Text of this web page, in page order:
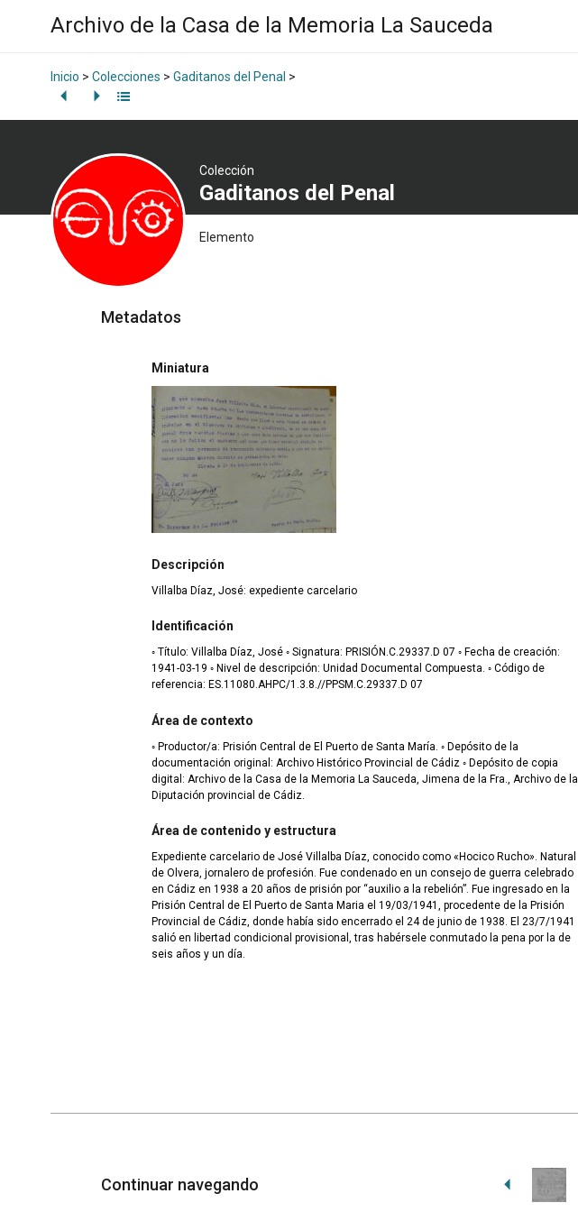
Archivo de la Casa de la Memoria La Sauceda
Inicio > Colecciones > Gaditanos del Penal >
Colección
Gaditanos del Penal
Elemento
Metadatos
Miniatura
Descripción
Villalba Díaz, José: expediente carcelario
Identificación
◦ Título: Villalba Díaz, José ◦ Signatura: PRISIÓN.C.29337.D 07 ◦ Fecha de creación:
1941-03-19 ◦ Nivel de descripción: Unidad Documental Compuesta. ◦ Código de
referencia: ES.11080.AHPC/1.3.8.//PPSM.C.29337.D 07
Área de contexto
◦ Productor/a: Prisión Central de El Puerto de Santa María. ◦ Depósito de la
documentación original: Archivo Histórico Provincial de Cádiz ◦ Depósito de copia
digital: Archivo de la Casa de la Memoria La Sauceda, Jimena de la Fra., Archivo de la
Diputación provincial de Cádiz.
Área de contenido y estructura
Expediente carcelario de José Villalba Díaz, conocido como «Hocico Rucho». Natural
de Olvera, jornalero de profesión. Fue condenado en un consejo de guerra celebrado
en Cádiz en 1938 a 20 años de prisión por “auxilio a la rebelión”. Fue ingresado en la
Prisión Central de El Puerto de Santa Maria el 19/03/1941, procedente de la Prisión
Provincial de Cádiz, donde había sido encerrado el 24 de junio de 1938. El 23/7/1941
salió en libertad condicional provisional, tras habérsele conmutado la pena por la de
seis años y un día.
Continuar navegando